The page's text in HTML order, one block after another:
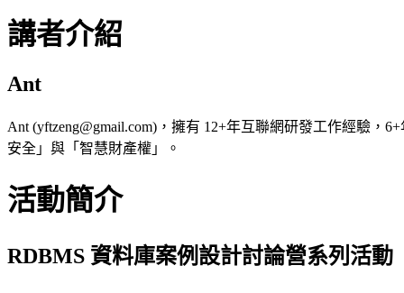
講者介紹
Ant
Ant (yftzeng@gmail.com)，擁有 12+年互聯網研發工作經驗
安全」與「智慧財產權」。
活動簡介
RDBMS 資料庫案例設計討論營系列活動